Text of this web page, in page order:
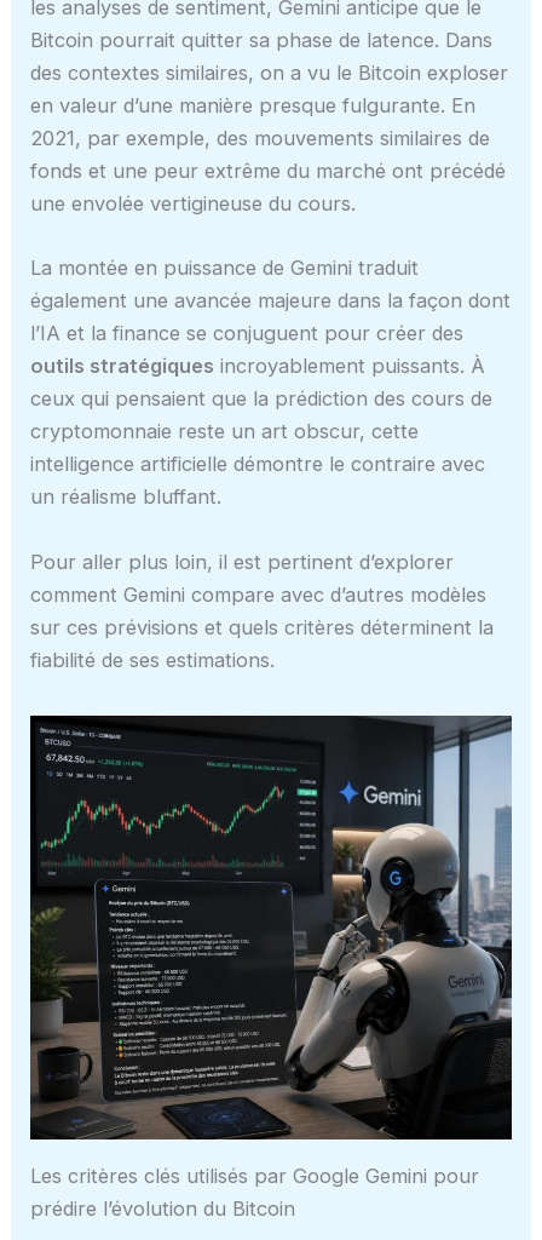
les analyses de sentiment, Gemini anticipe que le
Bitcoin pourrait quitter sa phase de latence. Dans
des contextes similaires, on a vu le Bitcoin exploser
en valeur d’une manière presque fulgurante. En
2021, par exemple, des mouvements similaires de
fonds et une peur extrême du marché ont précédé
une envolée vertigineuse du cours.
La montée en puissance de Gemini traduit
également une avancée majeure dans la façon dont
l’IA et la finance se conjuguent pour créer des
outils stratégiques incroyablement puissants. À
ceux qui pensaient que la prédiction des cours de
cryptomonnaie reste un art obscur, cette
intelligence artificielle démontre le contraire avec
un réalisme bluffant.
Pour aller plus loin, il est pertinent d’explorer
comment Gemini compare avec d’autres modèles
sur ces prévisions et quels critères déterminent la
fiabilité de ses estimations.
Les critères clés utilisés par Google Gemini pour
prédire l’évolution du Bitcoin